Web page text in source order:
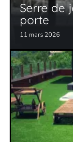
Serre de
porte
11 mars 2026